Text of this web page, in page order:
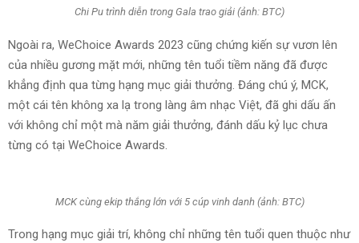
Chi Pu trình diễn trong Gala trao giải (ảnh: BTC)
Ngoài ra, WeChoice Awards 2023 cũng chứng kiến sự vươn lên
của nhiều gương mặt mới, những tên tuổi tiềm năng đã được
khẳng định qua từng hạng mục giải thưởng. Đáng chú ý, MCK,
một cái tên không xa lạ trong làng âm nhạc Việt, đã ghi dấu ấn
với không chỉ một mà năm giải thưởng, đánh dấu kỷ lục chưa
từng có tại WeChoice Awards.
MCK cùng ekip thắng lớn với 5 cúp vinh danh (ảnh: BTC)
Trong hạng mục giải trí, không chỉ những tên tuổi quen thuộc như